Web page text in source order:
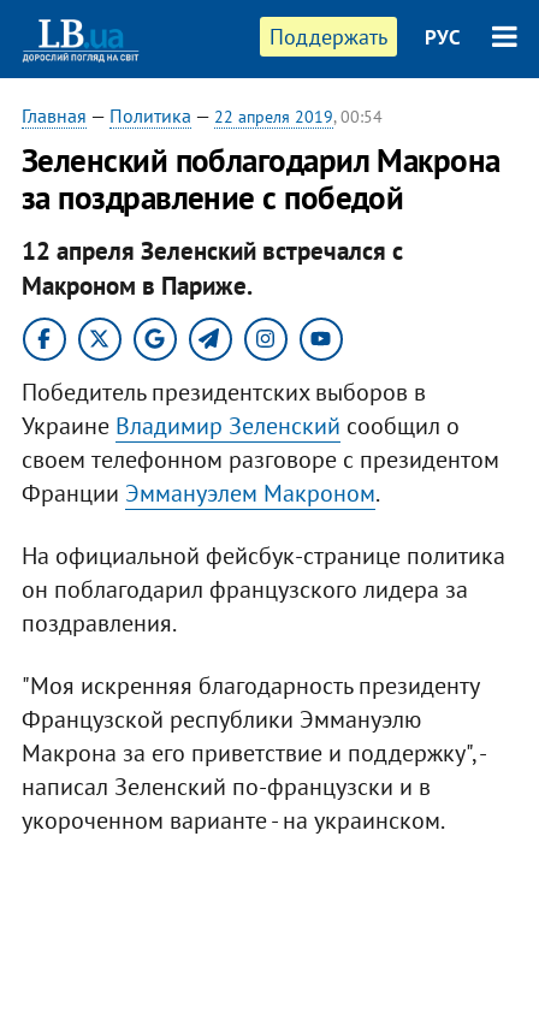
Поддержать РУС
Главная — Политика — 22 апреля 2019, 00:54
Зеленский поблагодарил Макрона
за поздравление с победой
12 апреля Зеленский встречался с
Макроном в Париже.
Победитель президентских выборов в
Украине Владимир Зеленский сообщил о
своем телефонном разговоре с президентом
Франции Эммануэлем Макроном.
На официальной фейсбук-странице политика
он поблагодарил французского лидера за
поздравления.
"Моя искренняя благодарность президенту
Французской республики Эммануэлю
Макрона за его приветствие и поддержку", -
написал Зеленский по-французски и в
укороченном варианте - на украинском.